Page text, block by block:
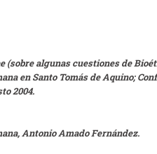
algunas cuestiones de
en Santo Tomás de Aquino;
2004.
Antonio Amado Fernández.